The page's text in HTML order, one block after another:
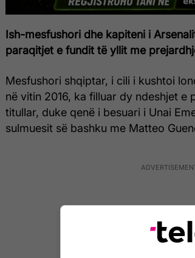
Ish-mesfushori dhe kapiteni i
paraqitjet e fundit të yllit me
Mesfushori shqiptar, i cili i kushtoi
në vitin 2016, ka filluar dy ndeshjet e
titullar, duke qenë i besuari i Unai
sulmuesit së bashku me Matteo